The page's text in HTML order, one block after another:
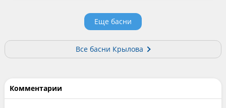
Еще басни
Все басни Крылова
Комментарии